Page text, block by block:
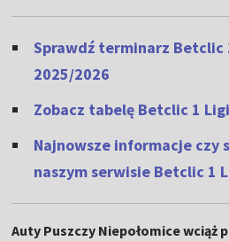
Sprawdź terminarz Betclic
2025/2026
Zobacz tabelę Betclic 1 Ligi
Najnowsze informacje czy
naszym serwisie Betclic 1
Auty Puszczy Niepołomice wciąż